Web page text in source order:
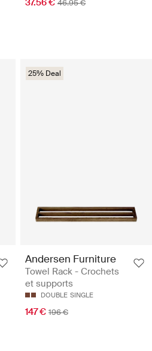
46.95 €
25% Deal
Andersen Furniture
Towel Rack - Crochets
et supports
DOUBLE SINGLE
147 € 196 €